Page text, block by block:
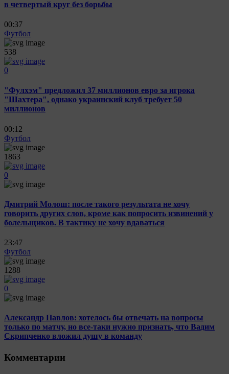
в четвертый круг без борьбы
00:37
Футбол
538
0
"Фулхэм" предложил 37 миллионов евро за игрока
"Шахтера", однако украинский клуб требует 50
миллионов
00:12
Футбол
1863
0
Дмитрий Молош: после такого результата не хочу
говорить других слов, кроме как попросить извинений у
болельщиков. В тактику не хочу вдаваться
23:47
Футбол
1288
0
Александр Павлов: хотелось бы отвечать на вопросы
только по матчу, но все-таки нужно признать, что Вадим
Скрипченко вложил душу в команду
Комментарии